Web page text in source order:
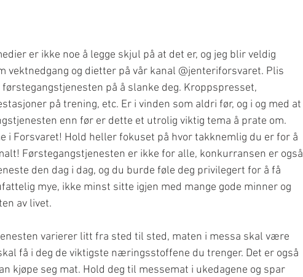
er ikke noe å legge skjul på at det er, og jeg blir veldig
vektnedgang og dietter på vår kanal @jenteriforsvaret. Plis
på å slanke deg. Kroppspresset,
på trening, etc. Er i vinden som aldri før, og i og med at
enn før er dette et utrolig viktig tema å prate om.
i Forsvaret! Hold heller fokuset på hvor takknemlig du er for å
Førstegangstjenesten er ikke for alle, konkurransen er også
den dag i dag, og du burde føle deg privilegert for å få
mye, ikke minst sitte igjen med mange gode minner og
av livet.
varierer litt fra sted til sted, maten i messa skal være
få i deg de viktigste næringsstoffene du trenger. Det er også
kjøpe seg mat. Hold deg til messemat i ukedagene og spar